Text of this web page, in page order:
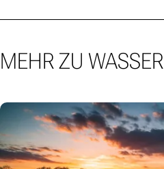
MEHR ZU WASSER